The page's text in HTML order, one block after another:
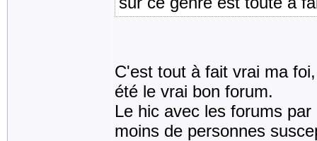
C'est tout à fait vrai ma
été le vrai bon forum.
Le hic avec les forums
moins de personnes